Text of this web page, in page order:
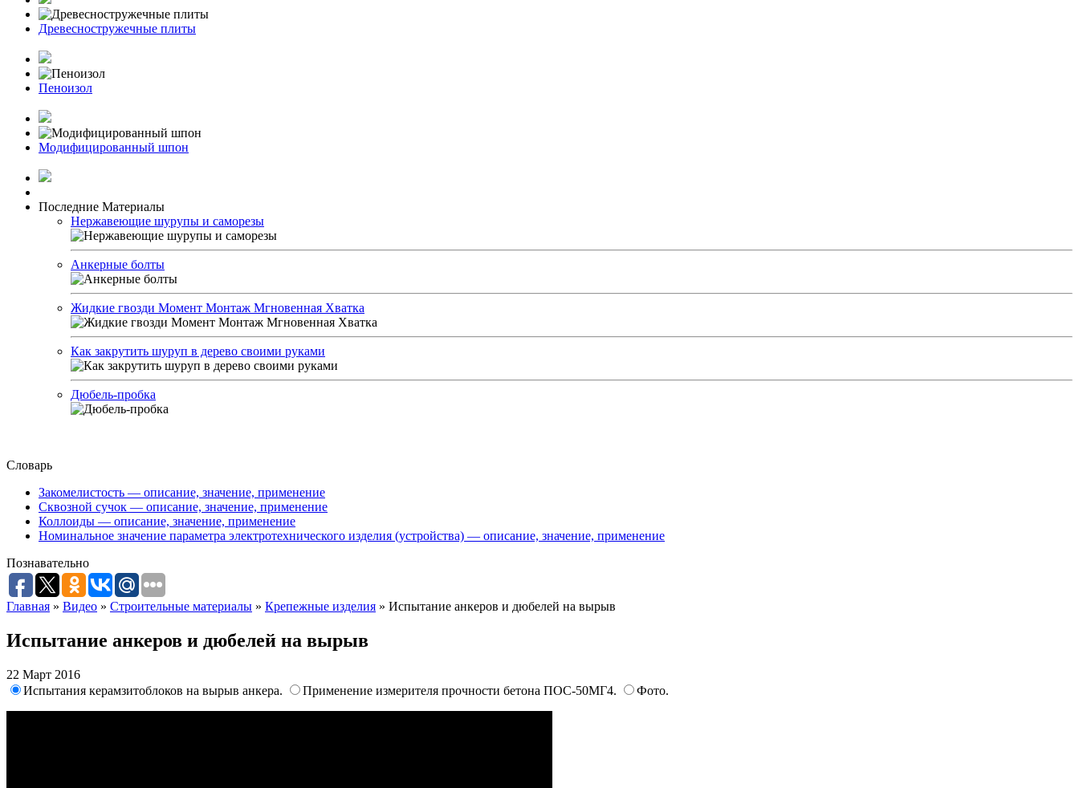
Древесностружечные плиты
Пеноизол
Модифицированный шпон
Последние Материалы
Нержавеющие шурупы и саморезы
Анкерные болты
Жидкие гвозди Момент Монтаж Мгновенная Хватка
Как закрутить шуруп в дерево своими руками
Дюбель-пробка
Словарь
Закомелистость — описание, значение, применение
Сквозной сучок — описание, значение, применение
Коллоиды — описание, значение, применение
Номинальное значение параметра электротехнического изделия (устройства) — описание, значение, применение
Познавательно
Главная » Видео » Строительные материалы » Крепежные изделия » Испытание анкеров и дюбелей на вырыв
Испытание анкеров и дюбелей на вырыв
22 Март 2016
Испытания керамзитоблоков на вырыв анкера.
Применение измерителя прочности бетона ПОС-50МГ4. Фото.